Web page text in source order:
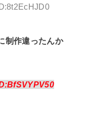
制作違ったんか